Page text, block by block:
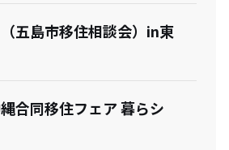
五島市移住相談会）in東
合同移住フェア 暮らシ